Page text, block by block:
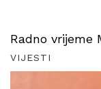
Radno vrijeme
VIJESTI